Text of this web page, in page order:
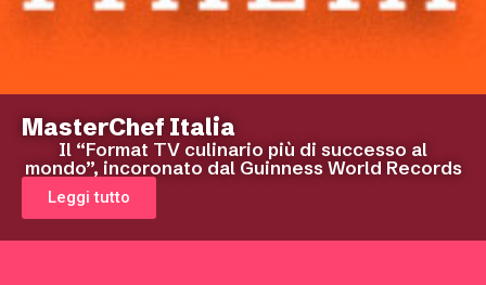
MasterChef Italia
Il “Format TV culinario più di successo al
mondo”, incoronato dal Guinness World Records
Leggi tutto